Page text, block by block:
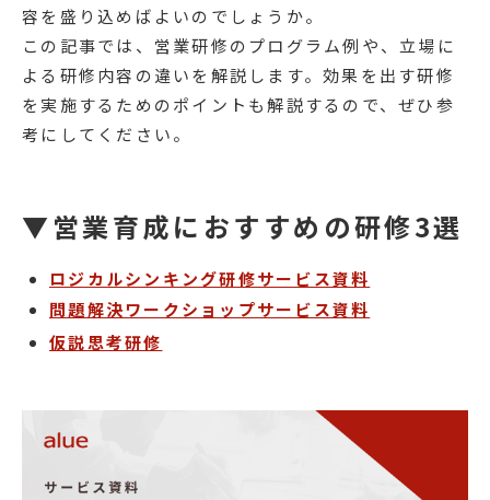
容を盛り込めばよいのでしょうか。
この記事では、営業研修のプログラム例や、立場に
よる研修内容の違いを解説します。効果を出す研修
を実施するためのポイントも解説するので、ぜひ参
考にしてください。
▼営業育成におすすめの研修3選
ロジカルシンキング研修サービス資料
問題解決ワークショップサービス資料
仮説思考研修